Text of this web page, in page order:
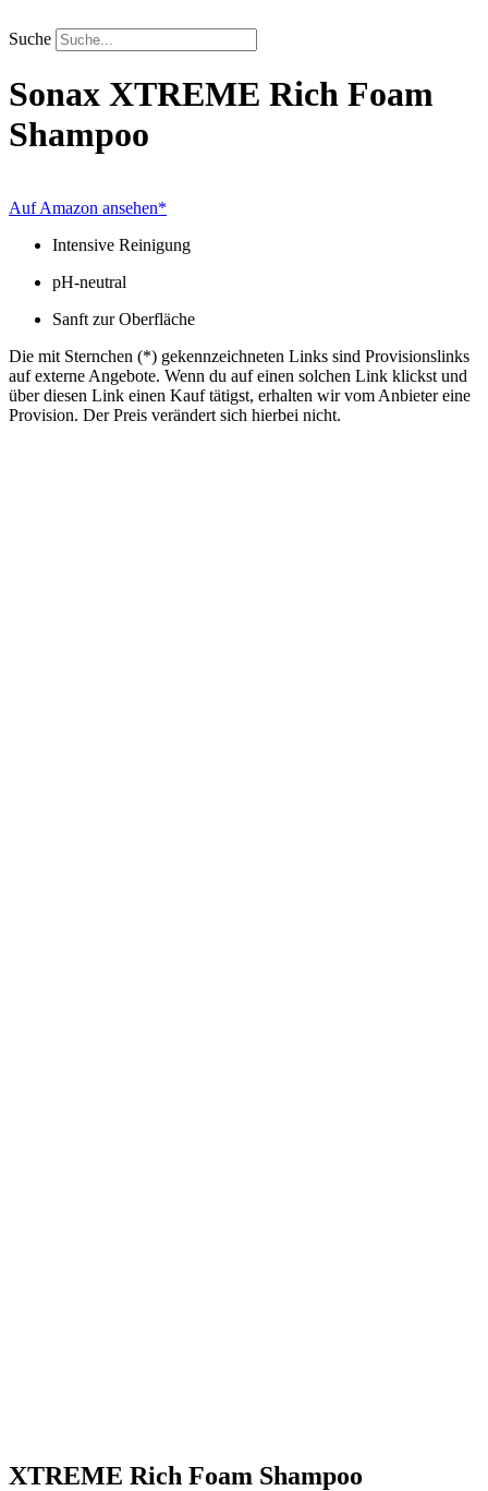
Inhalt
springen
Suche
Sonax XTREME Rich Foam
Shampoo
Auf Amazon ansehen*
Intensive Reinigung
pH-neutral
Sanft zur Oberfläche
Die mit Sternchen (*) gekennzeichneten Links sind Provisionslinks
auf externe Angebote. Wenn du auf einen solchen Link klickst und
über diesen Link einen Kauf tätigst, erhalten wir vom Anbieter eine
Provision. Der Preis verändert sich hierbei nicht.
XTREME Rich Foam Shampoo